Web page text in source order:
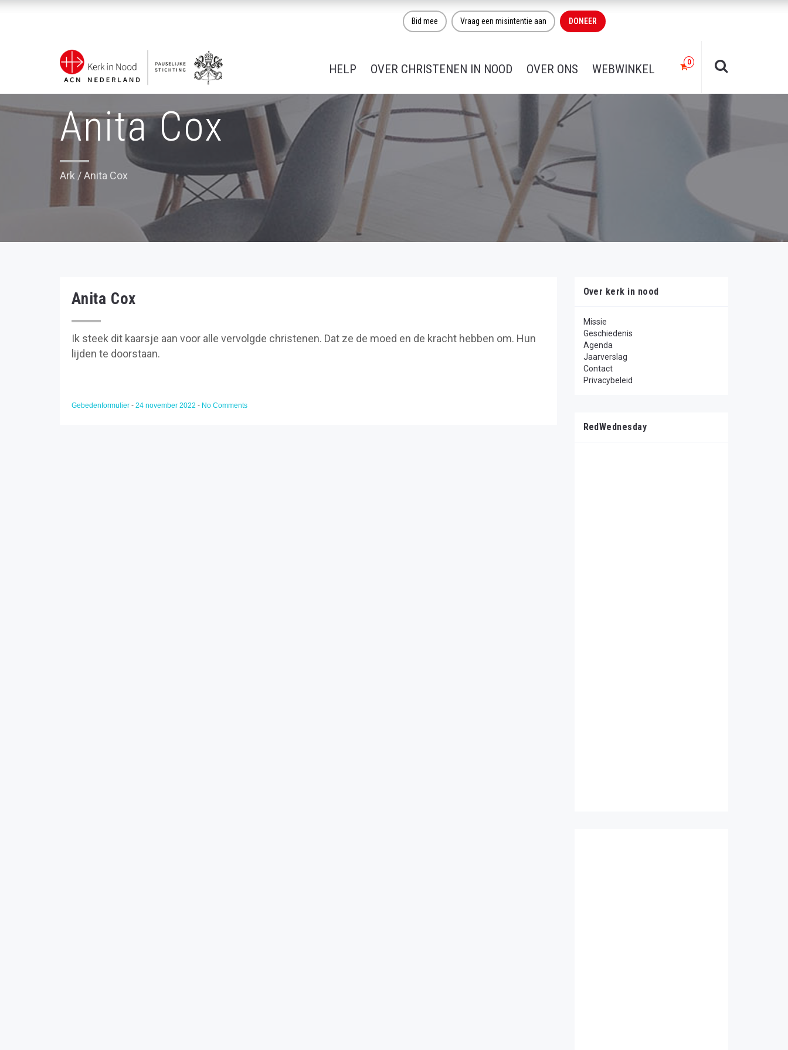
Bid mee Vraag een misintentie aan DONEER
HELP OVER CHRISTENEN IN NOOD OVER ONS WEBWINKEL
Anita Cox
Ark /Anita Cox
Anita Cox
Ik steek dit kaarsje aan voor alle vervolgde christenen. Dat ze de moed en de kracht hebben om. Hun
lijden te doorstaan.
Gebedenformulier - 24 november 2022 - No Comments
Over kerk in nood
Missie
Geschiedenis
Agenda
Jaarverslag
Contact
Privacybeleid
RedWednesday